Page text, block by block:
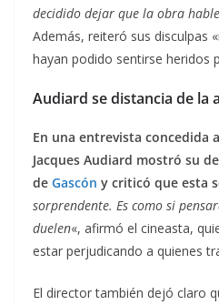
decidido dejar que la obra
Además, reiteró sus disculpas
hayan podido sentirse heridos
Audiard se distancia de la
En una entrevista concedida a
Jacques Audiard mostró su
de Gascón y criticó que esta
sorprendente. Es como si
duelen«, afirmó el cineasta,
estar perjudicando a quienes
El director también dejó claro